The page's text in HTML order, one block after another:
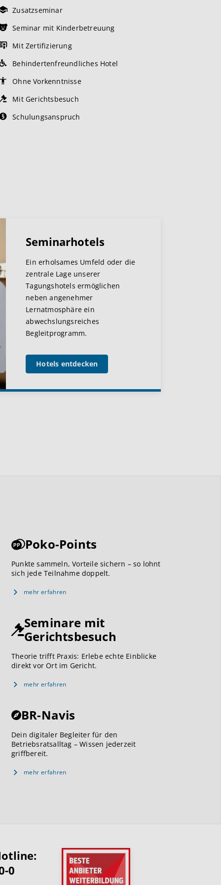
Zusatzseminar
Seminar mit Kinderbetreuung
Mit Zertifizierung
Behindertenfreundliches Hotel
Ohne Vorkenntnisse
Mit Gerichtsbesuch
Schulungsanspruch
Seminarhotels
Ein erholsames Umfeld oder die
zentrale Lage unserer
Tagungshotels ermöglichen
neben angenehmer
Lernatmosphäre ein
abwechslungsreiches
Begleitprogramm.
Hotels entdecken
Poko-Points
Punkte sammeln, Vorteile sichern – so lohnt
sich jede Teilnahme doppelt.
mehr erfahren
Seminare mit
Gerichtsbesuch
Theorie trifft Praxis: Erlebe echte Einblicke
direkt vor Ort im Gericht.
mehr erfahren
BR-Navis
Dein digitaler Begleiter für den
Betriebsratsalltag – Wissen jederzeit
griffbereit.
mehr erfahren
0